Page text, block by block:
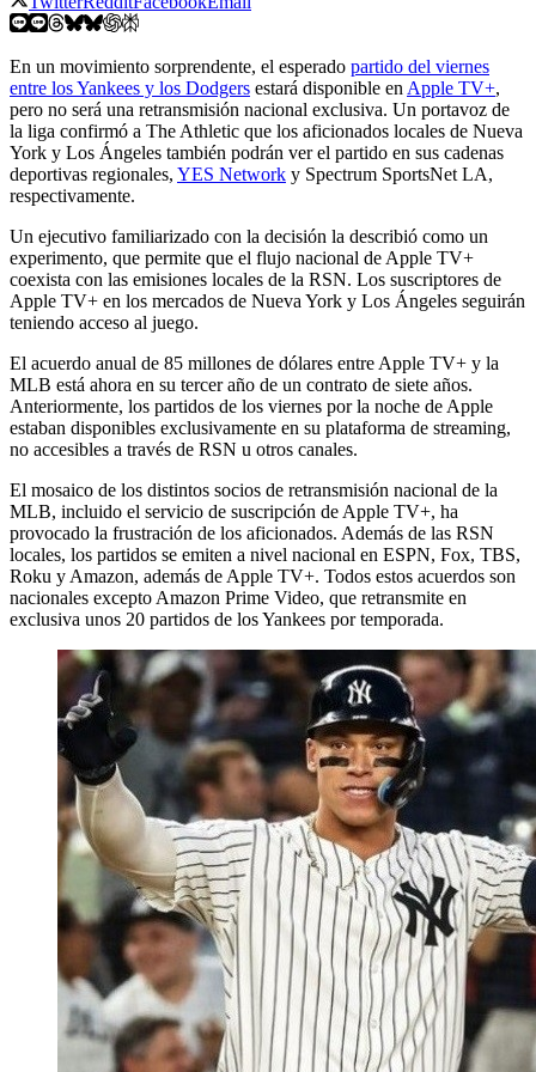
En un movimiento sorprendente, el esperado partido del viernes
entre los Yankees y los Dodgers estará disponible en Apple TV+,
pero no será una retransmisión nacional exclusiva. Un portavoz de
la liga confirmó a The Athletic que los aficionados locales de Nueva
York y Los Ángeles también podrán ver el partido en sus cadenas
deportivas regionales, YES Network y Spectrum SportsNet LA,
respectivamente.
Un ejecutivo familiarizado con la decisión la describió como un
experimento, que permite que el flujo nacional de Apple TV+
coexista con las emisiones locales de la RSN. Los suscriptores de
Apple TV+ en los mercados de Nueva York y Los Ángeles seguirán
teniendo acceso al juego.
El acuerdo anual de 85 millones de dólares entre Apple TV+ y la
MLB está ahora en su tercer año de un contrato de siete años.
Anteriormente, los partidos de los viernes por la noche de Apple
estaban disponibles exclusivamente en su plataforma de streaming,
no accesibles a través de RSN u otros canales.
El mosaico de los distintos socios de retransmisión nacional de la
MLB, incluido el servicio de suscripción de Apple TV+, ha
provocado la frustración de los aficionados. Además de las RSN
locales, los partidos se emiten a nivel nacional en ESPN, Fox, TBS,
Roku y Amazon, además de Apple TV+. Todos estos acuerdos son
nacionales excepto Amazon Prime Video, que retransmite en
exclusiva unos 20 partidos de los Yankees por temporada.